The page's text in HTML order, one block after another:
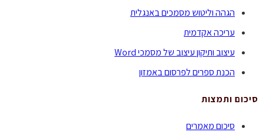
הגהה וליטוש מסמכים באנגלית
עריכה אקדמית
עיצוב ותיקון עיצוב של מסמכי Word
הכנת ספרים לפרסום באמזון
סיכום ותמצות
סיכום מאמרים